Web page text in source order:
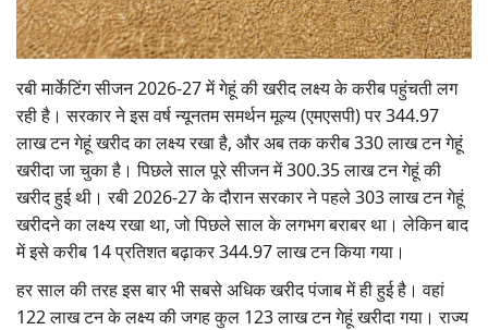
Rural Connect
Gallery
National
Latest News
Agriculture Conclave and NACOF
Awards 2022
Agri Start-Ups
रबी मार्केटिंग सीजन 2026-27 में गेहूं की खरीद लक्ष्य के करीब पहुंचती लग
रही है। सरकार ने इस वर्ष न्यूनतम समर्थन मूल्य (एमएसपी) पर 344.97
लाख टन गेहूं खरीद का लक्ष्य रखा है, और अब तक करीब 330 लाख टन गेहूं
खरीदा जा चुका है। पिछले साल पूरे सीजन में 300.35 लाख टन गेहूं की
खरीद हुई थी। रबी 2026-27 के दौरान सरकार ने पहले 303 लाख टन गेहूं
खरीदने का लक्ष्य रखा था, जो पिछले साल के लगभग बराबर था। लेकिन बाद
में इसे करीब 14 प्रतिशत बढ़ाकर 344.97 लाख टन किया गया।
हर साल की तरह इस बार भी सबसे अधिक खरीद पंजाब में ही हुई है। वहां
122 लाख टन के लक्ष्य की जगह कुल 123 लाख टन गेहूं खरीदा गया। राज्य